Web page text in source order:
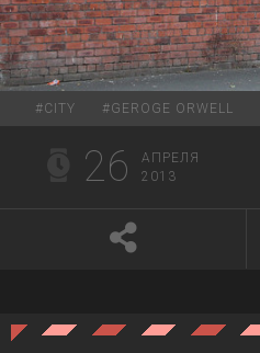
#CITY #GEROGE ORWELL
26
АПРЕЛЯ
2013